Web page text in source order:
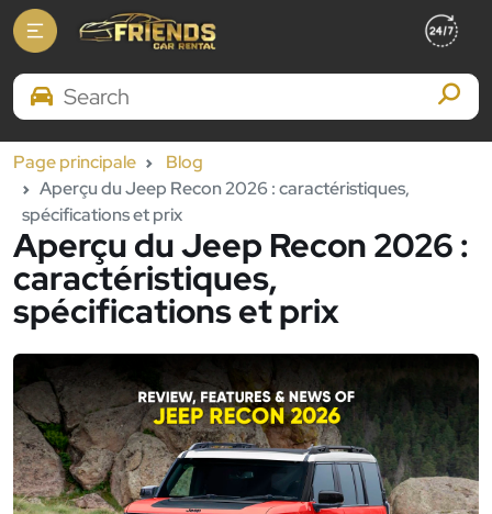
Search Brands
Page principale
Blog
Aperçu du Jeep Recon 2026 : caractéristiques,
spécifications et prix
Aperçu du Jeep Recon 2026 :
caractéristiques,
spécifications et prix